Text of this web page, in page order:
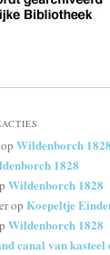
opWildenborch 1828
1828
Wildenborch 1828
opKoepeltje
Wildenborch 1828
canal van